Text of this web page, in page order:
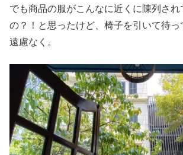
でも商品の服がこんなに近くに陳列さ
の？！と思ったけど、椅子を引いて待っ
遠慮なく。